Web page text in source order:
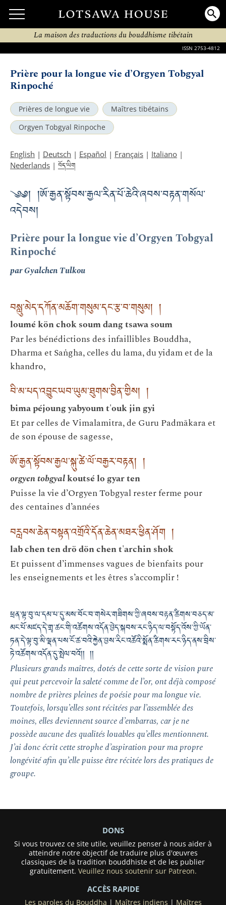
La maison des traductions du bouddhisme tibétain
ISSN 2753-4812
Prière pour la longue vie d’Orgyen Tobgyal
Rinpoché
Prières de longue vie
Maîtres tibétains
Orgyen Tobgyal Rinpoche
English | Deutsch | Español | Français | Italiano |
Nederlands | བོད་ཡིག
༄༅། །ཨོ་རྒྱན་སྟོབས་རྒྱལ་རིན་པོ་ཆེའི་ཞབས་བརྟན་གསོལ་
འདེབས།
Prière pour la longue vie d’Orgyen Tobgyal
Rinpoché
par Gyalchen Tulkou
བསླུ་མེད་དཀོན་མཆོག་གསུམ་དང་རྩ་བ་གསུམ། །
loumé kön chok soum dang tsawa soum
Par les bénédictions des infaillibles Bouddha,
Dharma et Saṅgha, celles du lama, du yidam et de la
khandro,
བི་མ་པད་འབྱུང་ཡབ་ཡུམ་ཐུགས་བྱིན་གྱིས། །
bima péjoung yabyoum t'ouk jin gyi
Et par celles de Vimalamitra, de Guru Padmākara et
de son épouse de sagesse,
ཨོ་རྒྱན་སྟོབས་རྒྱལ་སྐུ་ཚེ་ལོ་བརྒྱར་བརྟན། །
orgyen tobgyalkoutsé lo gyar ten
Puisse la vie d’Orgyen Tobgyal rester ferme pour
des centaines d’années
བརླབས་ཆེན་བསྟན་འགྲོའི་དོན་ཆེན་མཐར་ཕྱིན་ཤོག །
lab chen ten drö dön chen t'archin shok
Et puissent d’immenses vagues de bienfaits pour
les enseignements et les êtres s’accomplir !
ཕྲན་ལྟ་བུ་ལ་དམ་པ་དུ་མས་བོང་བ་གསེར་གཟིགས་ཀྱི་ཞབས་བརྟན་ཚིགས་བཅད་མ་
མང་པོ་མཛད་དེ་གྲྭ་ཚང་གི་འཚོགས་འདོན་བྱེད་སྐབས་རང་ཉིད་ལ་བསྟོད་འོས་ཀྱི་ཡོན་
ཏན་དེ་ལྟ་བུ་མི་ལྡན་པས་ངོ་ཚ་བའི་རྐྱེན་བྱས་རིང་འཚོའི་སྨོན་ཚིགས་རང་ཉིད་ནས་བྲིས་
ཏེ་འཚོགས་འདོན་དུ་སྤེལ་བའོ།། །།
Plusieurs grands maîtres, dotés de cette sorte de vision pure
qui peut percevoir la saleté comme de l’or, ont déjà composé
nombre de prières pleines de poésie pour ma longue vie.
Toutefois, lorsqu’elles sont récitées par l’assemblée des
moines, elles deviennent source d’embarras, car je ne
possède aucune des qualités louables qu’elles mentionnent.
J’ai donc écrit cette strophe d’aspiration pour ma propre
longévité afin qu’elle puisse être récitée lors des pratiques de
groupe.
DONS
Si vous trouvez ce site utile, veuillez penser à nous aider à
atteindre notre objectif de traduire plus d'œuvres
classiques de la tradition bouddhiste et de les publier
gratuitement. Veuillez nous soutenir sur Patreon.
ACCÈS RAPIDE
Les paroles du Bouddha | Maîtres indiens | Maîtres